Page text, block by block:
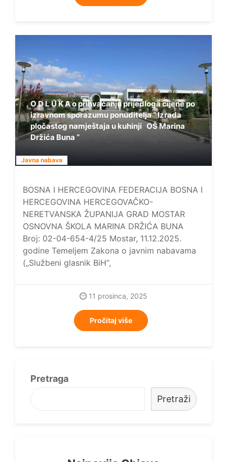
O D L U K A o prihvaćanju prijedloga cijene po
izravnom sporazumu ponuditelja ” Izrada
pločastog namještaja u kuhinji OŠ Marina
Držića Buna “
Javna nabava
BOSNA I HERCEGOVINA FEDERACIJA BOSNA I
HERCEGOVINA HERCEGOVAČKO-
NERETVANSKA ŽUPANIJA GRAD MOSTAR
OSNOVNA ŠKOLA MARINA DRŽIĆA BUNA
Broj: 02-04-654-4/25 Mostar, 11.12.2025.
godine Temeljem Zakona o javnim nabavama
(„Službeni glasnik BiH“,
Pročitaj više
11 prosinca, 2025
Pretraga
Pretraži